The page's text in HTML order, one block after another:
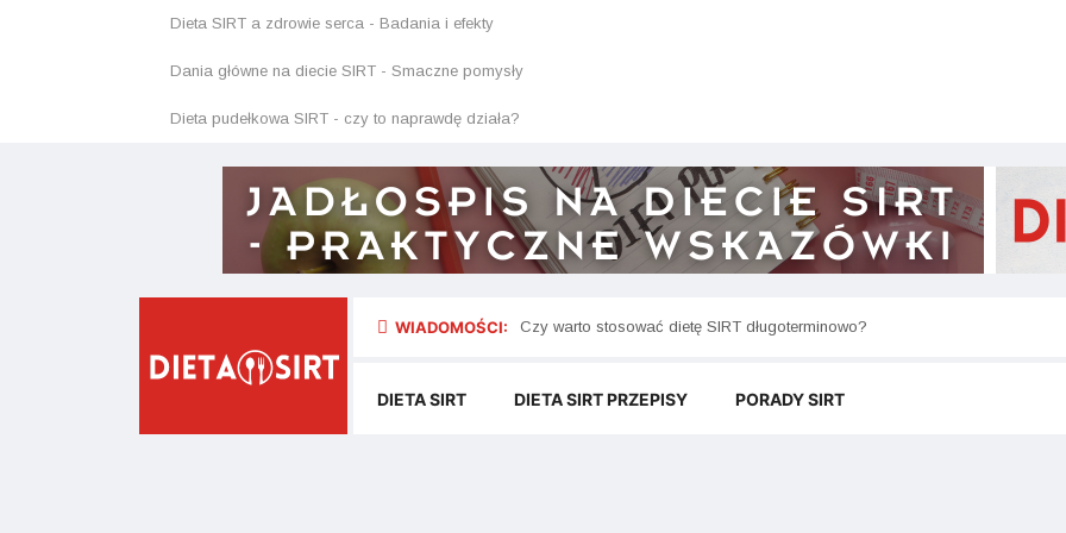
Dieta SIRT a zdrowie serca - Badania i efekty
Dania główne na diecie SIRT - Smaczne pomysły
Dieta pudełkowa SIRT - czy to naprawdę działa?
WIADOMOŚCI: Jak przygotować zdrowe desery SIRT bez dodatku cukru?
DIETA SIRT DIETA SIRT PRZEPISY PORADY SIRT